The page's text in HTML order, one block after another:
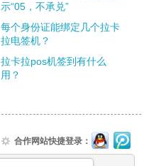
示“05，不承兑”
每个身份证能绑定几个拉卡
拉电签机？
拉卡拉pos机签到有什么
用？
合作网站快捷登录：